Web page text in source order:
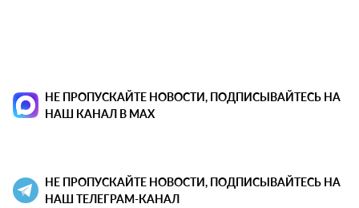
НЕ ПРОПУСКАЙТЕ НОВОСТИ, ПОДПИСЫВАЙТЕСЬ НА
НАШ КАНАЛ В MAX
НЕ ПРОПУСКАЙТЕ НОВОСТИ, ПОДПИСЫВАЙТЕСЬ НА
НАШ ТЕЛЕГРАМ-КАНАЛ